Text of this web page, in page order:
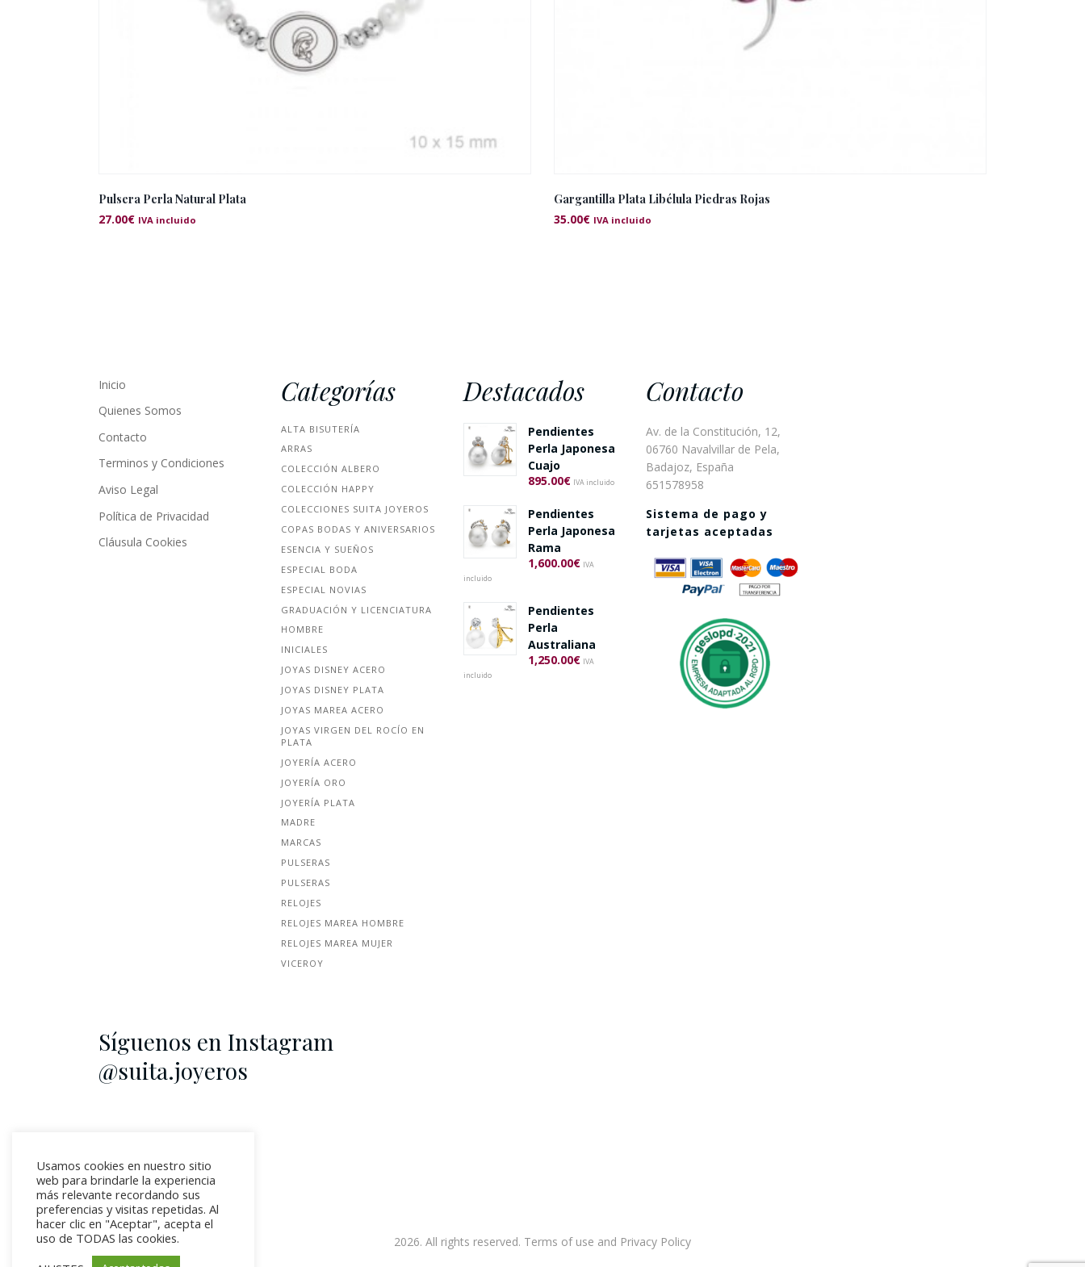
Pulsera Perla Natural Plata
27.00€ IVA incluido
Gargantilla Plata Libélula Piedras Rojas
35.00€ IVA incluido
Inicio
Quienes Somos
Contacto
Terminos y Condiciones
Aviso Legal
Política de Privacidad
Cláusula Cookies
Categorías
ALTA BISUTERÍA
ARRAS
COLECCIÓN ALBERO
COLECCIÓN HAPPY
COLECCIONES SUITA JOYEROS
COPAS BODAS Y ANIVERSARIOS
ESENCIA Y SUEÑOS
ESPECIAL BODA
ESPECIAL NOVIAS
GRADUACIÓN Y LICENCIATURA
HOMBRE
INICIALES
JOYAS DISNEY ACERO
JOYAS DISNEY PLATA
JOYAS MAREA ACERO
JOYAS VIRGEN DEL ROCÍO EN
PLATA
JOYERÍA ACERO
JOYERÍA ORO
JOYERÍA PLATA
MADRE
MARCAS
PULSERAS
PULSERAS
RELOJES
RELOJES MAREA HOMBRE
RELOJES MAREA MUJER
VICEROY
Destacados
Pendientes
Perla Japonesa
Cuajo
895.00€ IVA incluido
Pendientes
Perla Japonesa
Rama
1,600.00€ IVA
incluido
Pendientes
Perla
Australiana
1,250.00€ IVA
incluido
Contacto
Av. de la Constitución, 12,
06760 Navalvillar de Pela,
Badajoz, España
651578958
Sistema de pago y
tarjetas aceptadas
Síguenos en Instagram
@suita.joyeros
2026. All rights reserved. Terms of use and Privacy Policy
Usamos cookies en nuestro sitio
web para brindarle la experiencia
más relevante recordando sus
preferencias y visitas repetidas. Al
hacer clic en "Aceptar", acepta el
uso de TODAS las cookies.